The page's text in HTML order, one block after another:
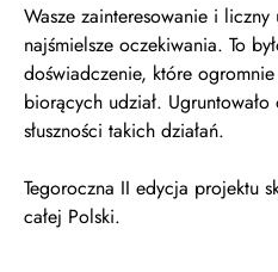
Wasze zainteresowanie i liczny
najśmielsze oczekiwania. To
doświadczenie, które ogromnie
biorących udział.
słuszności takich działań.
Tegoroczna II edycja projektu
całej Polski.